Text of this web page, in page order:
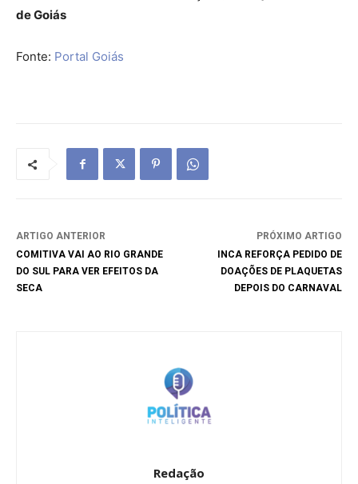
de Goiás
Fonte: Portal Goiás
ARTIGO ANTERIOR
COMITIVA VAI AO RIO GRANDE
DO SUL PARA VER EFEITOS DA
SECA
PRÓXIMO ARTIGO
INCA REFORÇA PEDIDO DE
DOAÇÕES DE PLAQUETAS
DEPOIS DO CARNAVAL
Redação